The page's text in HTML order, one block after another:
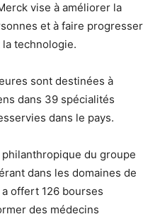
vise à améliorer la
et à faire progresser
technologie.
sont destinées à
dans 39 spécialités
dans le pays.
du groupe
dans les domaines de
offert 126 bourses
des médecins